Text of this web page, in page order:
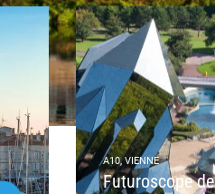
A10, VIENNE
Futuroscope de